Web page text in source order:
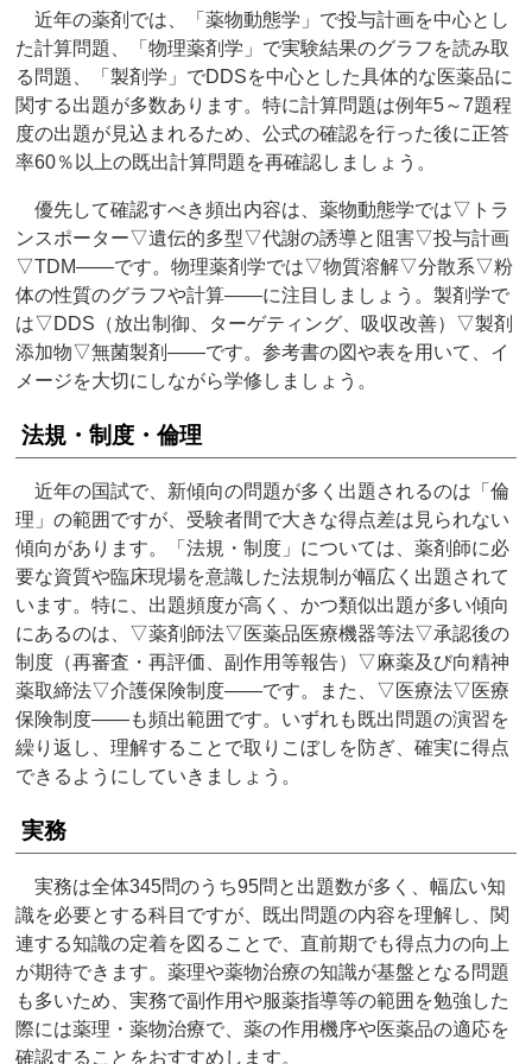
近年の薬剤では、「薬物動態学」で投与計画を中心とし
た計算問題、「物理薬剤学」で実験結果のグラフを読み取
る問題、「製剤学」でDDSを中心とした具体的な医薬品に
関する出題が多数あります。特に計算問題は例年5～7題程
度の出題が見込まれるため、公式の確認を行った後に正答
率60％以上の既出計算問題を再確認しましょう。
優先して確認すべき頻出内容は、薬物動態学では▽トラ
ンスポーター▽遺伝的多型▽代謝の誘導と阻害▽投与計画
▽TDM――です。物理薬剤学では▽物質溶解▽分散系▽粉
体の性質のグラフや計算――に注目しましょう。製剤学で
は▽DDS（放出制御、ターゲティング、吸収改善）▽製剤
添加物▽無菌製剤――です。参考書の図や表を用いて、イ
メージを大切にしながら学修しましょう。
法規・制度・倫理
近年の国試で、新傾向の問題が多く出題されるのは「倫
理」の範囲ですが、受験者間で大きな得点差は見られない
傾向があります。「法規・制度」については、薬剤師に必
要な資質や臨床現場を意識した法規制が幅広く出題されて
います。特に、出題頻度が高く、かつ類似出題が多い傾向
にあるのは、▽薬剤師法▽医薬品医療機器等法▽承認後の
制度（再審査・再評価、副作用等報告）▽麻薬及び向精神
薬取締法▽介護保険制度――です。また、▽医療法▽医療
保険制度――も頻出範囲です。いずれも既出問題の演習を
繰り返し、理解することで取りこぼしを防ぎ、確実に得点
できるようにしていきましょう。
実務
実務は全体345問のうち95問と出題数が多く、幅広い知
識を必要とする科目ですが、既出問題の内容を理解し、関
連する知識の定着を図ることで、直前期でも得点力の向上
が期待できます。薬理や薬物治療の知識が基盤となる問題
も多いため、実務で副作用や服薬指導等の範囲を勉強した
際には薬理・薬物治療で、薬の作用機序や医薬品の適応を
確認することをおすすめします。